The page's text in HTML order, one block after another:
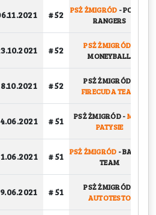
# 52 PSŻ ŻMIGRÓD -POWER
RANGERS
# 52 PSŻ ŻMIGRÓD
MONEYBALL
# 52 PSŻ ŻMIGRÓD
FIRECUDA TEAM
# 51 PSŻ ŻMIGRÓD-MISIE
PATYSIE
# 51 PSŻ ŻMIGRÓD -BASKET
TEAM
# 51 PSŻ ŻMIGRÓD
AUTOTESTO